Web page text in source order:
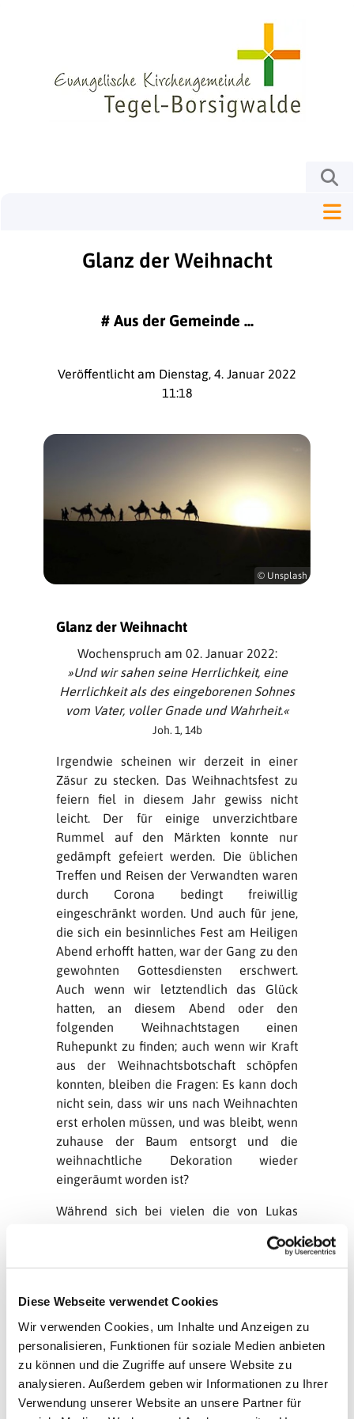
Diese Webseite verwendet Cookies
Wir verwenden Cookies, um Inhalte und Anzeigen zu
personalisieren, Funktionen für soziale Medien anbieten
zu können und die Zugriffe auf unsere Website zu
analysieren. Außerdem geben wir Informationen zu Ihrer
Verwendung unserer Website an unsere Partner für
Glanz der Weihnacht
# Aus der Gemeinde ...
Veröffentlicht am Dienstag, 4. Januar 2022
11:18
© Unsplash
Glanz der Weihnacht
Wochenspruch am 02. Januar 2022:
»Und wir sahen seine Herrlichkeit, eine
Herrlichkeit als des eingeborenen Sohnes
vom Vater, voller Gnade und Wahrheit.«
Joh. 1, 14b
Irgendwie scheinen wir derzeit in einer
Zäsur zu stecken. Das Weihnachtsfest zu
feiern fiel in diesem Jahr gewiss nicht
leicht. Der für einige unverzichtbare
Rummel auf den Märkten konnte nur
gedämpft gefeiert werden. Die üblichen
Treffen und Reisen der Verwandten waren
durch Corona bedingt freiwillig
eingeschränkt worden. Und auch für jene,
die sich ein besinnliches Fest am Heiligen
Abend erhofft hatten, war der Gang zu den
gewohnten Gottesdiensten erschwert.
Auch wenn wir letztendlich das Glück
hatten, an diesem Abend oder den
folgenden Weihnachtstagen einen
Ruhepunkt zu finden; auch wenn wir Kraft
aus der Weihnachtsbotschaft schöpfen
konnten, bleiben die Fragen: Es kann doch
nicht sein, dass wir uns nach Weihnachten
erst erholen müssen, und was bleibt, wenn
zuhause der Baum entsorgt und die
weihnachtliche Dekoration wieder
eingeräumt worden ist?
Während sich bei vielen die von Lukas
Bethlehem und die bei Matthäus
erwähnten Weisen aus dem Morgenland
Weihnachten eingeprägt haben, spricht
der vierte Evangelist, Johannes, in seinem
1. Kapitel stark komprimiert und sogleich
im weiten Bogen das Geheimnis der
Menschwerdung Jesu Christi aus. Im 14.
Vers, der unseren Spruch der Woche